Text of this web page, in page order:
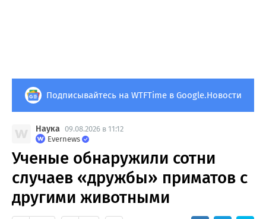
Подписывайтесь на WTFTime в Google.Новости
Наука 09.08.2026 в 11:12
Evernews
Ученые обнаружили сотни
случаев «дружбы» приматов с
другими животными